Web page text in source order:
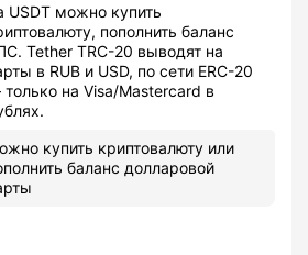
USDT можно купить
пополнить баланс
Tether TRC-20 выводят на
в RUB и USD, по сети ERC-20
на Visa/Mastercard в
купить криптовалюту или
баланс долларовой